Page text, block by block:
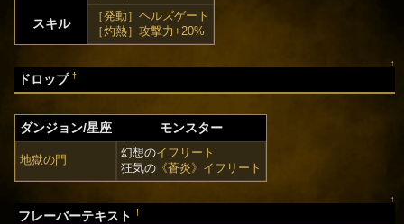
スキル
［発動］ヘルズゲート
［灼熱］攻撃力+20%
↑
ドロップ†
ダンジョン/星座 モンスター
地獄の門
幻想のイフリート
狂気の 《蒼炎》イフリート
↑
フレーバーテキスト†